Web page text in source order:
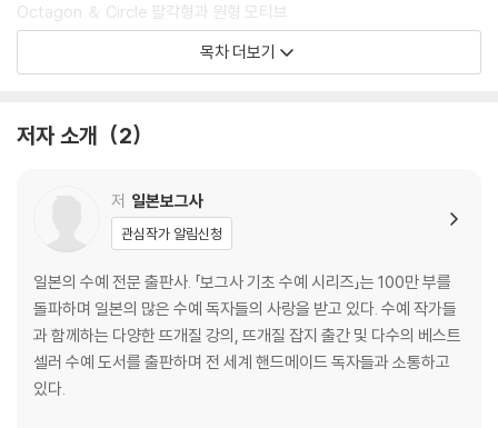
Octagon ＆ Circle 팔각형과 원형 모티브
Hexagon 육각형 모티브
원 포인트 레슨
코바늘뜨기의 기초
목차 더보기
저자 소개 2
저 일본보그사
관심작가 알림신청
일본의 수예 전문 출판사. 「보그사 기초 수예 시리즈」는 100만 부를
돌파하며 일본의 많은 수예 독자들의 사랑을 받고 있다. 수예 작가들
과 함께하는 다양한 뜨개질 강의, 뜨개질 잡지 출간 및 다수의 베스트
셀러 수예 도서를 출판하며 전 세계 핸드메이드 독자들과 소통하고
있다.